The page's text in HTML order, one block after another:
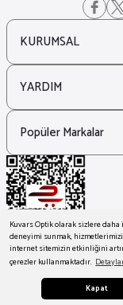
Kuvars Optik olarak sizlere daha
deneyimi sunmak,
internet sitemizin etkinliğini
çerezler kullanmaktadır.
Kapat
KURUMSAL
YARDIM
Popüler Markalar
© Tüm Hakları